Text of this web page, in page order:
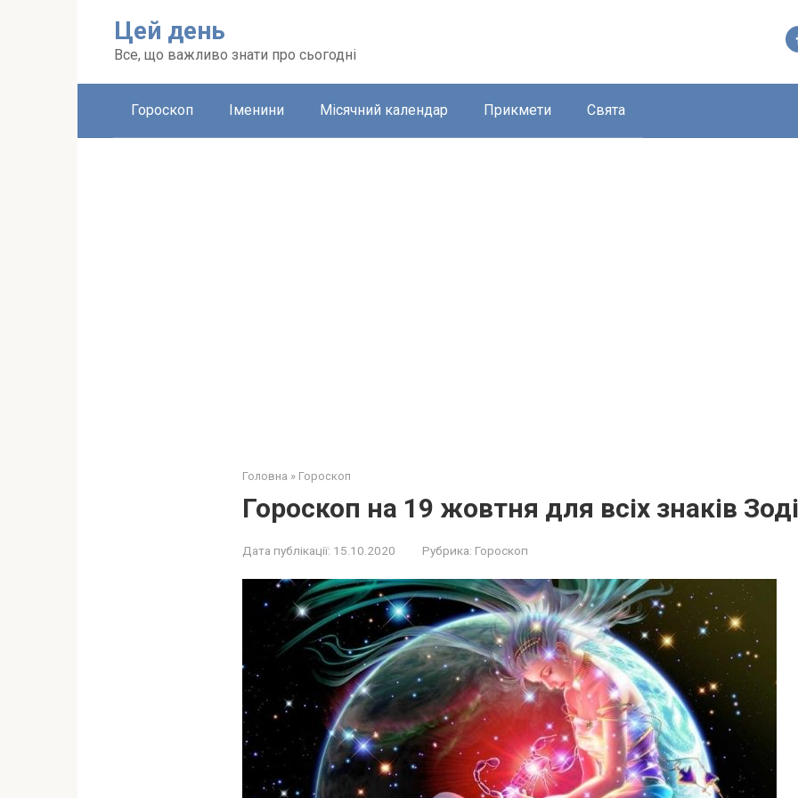
Цей день
Все, що важливо знати про сьогодні
Гороскоп Іменини Місячний календар Прикмети Свята
Головна » Гороскоп
Гороскоп на 19 жовтня для всіх знаків
Дата публікації: 15.10.2020 Рубрика: Гороскоп